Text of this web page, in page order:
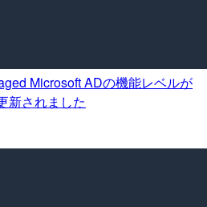
Microsoft ADの機能レベルが
新されました